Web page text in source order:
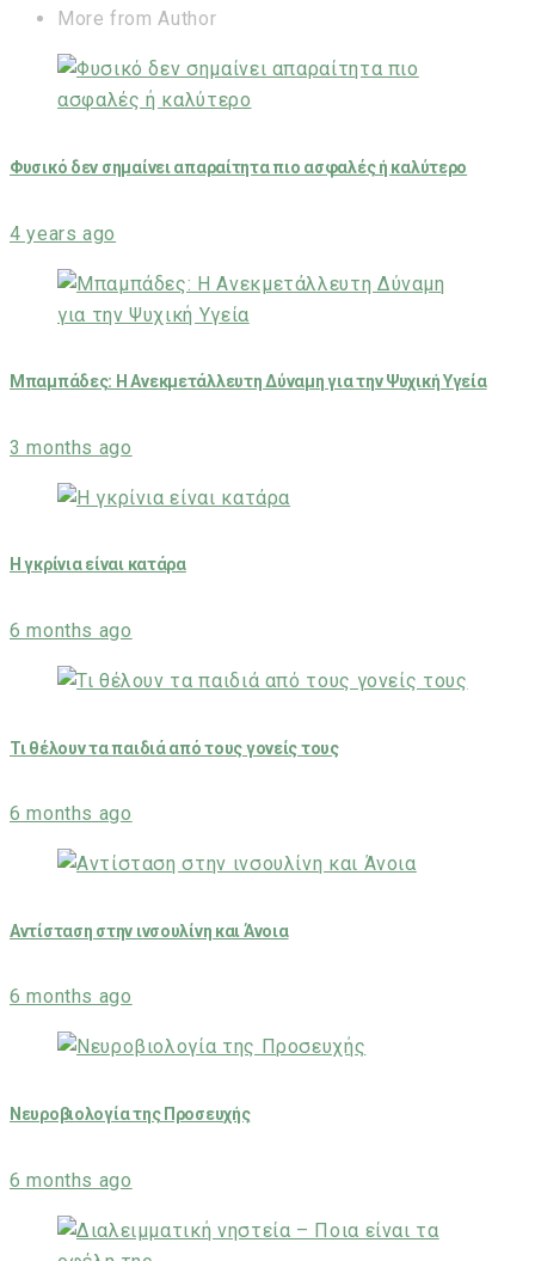
More from Author
Φυσικό δεν σημαίνει απαραίτητα πιο ασφαλές ή καλύτερο
4 years ago
Μπαμπάδες: Η Ανεκμετάλλευτη Δύναμη για την Ψυχική Υγεία
3 months ago
Η γκρίνια είναι κατάρα
6 months ago
Τι θέλουν τα παιδιά από τους γονείς τους
6 months ago
Αντίσταση στην ινσουλίνη και Άνοια
6 months ago
Νευροβιολογία της Προσευχής
6 months ago